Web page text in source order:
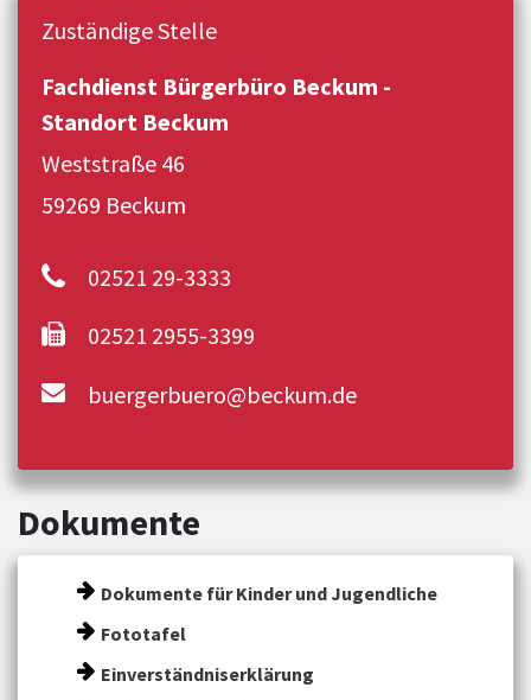
Zuständige Stelle
Fachdienst Bürgerbüro Beckum -
Standort Beckum
Weststraße 46
59269 Beckum
02521 29-3333
02521 2955-3399
buergerbuero@beckum.de
Dokumente
Dokumente für Kinder und Jugendliche
Fototafel
Einverständniserklärung